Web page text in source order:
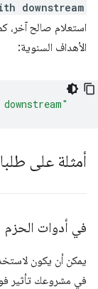
downstream
استعلام صالح آخر،
الأهداف السنوية:
أمثلة على
في أدوات الحزم